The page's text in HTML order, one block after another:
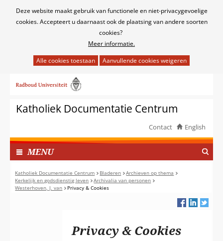
Cookies
Deze website maakt gebruik van functionele en niet-privacygevoelige
cookies. Accepteert u daarnaast ook de plaatsing van andere soorten
cookies?
Meer informatie.
het
van
cookies
deze
website
worden
toegestaan
of
geweigerd.
naar
inhoudKatholiek Documentatie Centrum
Contact English
MENUI
N
G
E
K
Katholiek Documentatie Centrum Bladeren
Archieven op thema
Kerkelijk en godsdienstig leven
Archivalia van personen
Westerhoven, J. van
Privacy & Cookies
Privacy & Cookies